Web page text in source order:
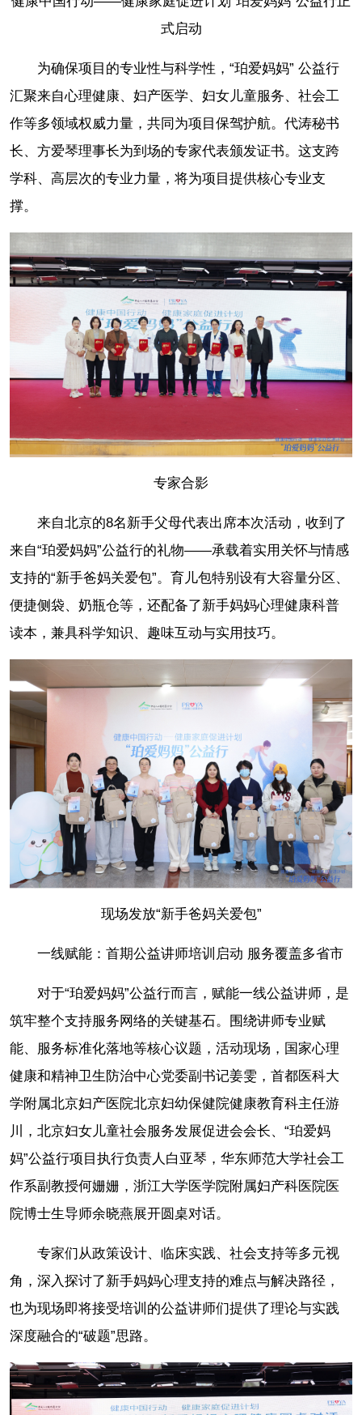
式启动
为确保项目的专业性与科学性，“珀爱妈妈” 公益行
汇聚来自心理健康、妇产医学、妇女儿童服务、社会工
作等多领域权威力量，共同为项目保驾护航。代涛秘书
长、方爱琴理事长为到场的专家代表颁发证书。这支跨
学科、高层次的专业力量，将为项目提供核心专业支
撑。
专家合影
来自北京的8名新手父母代表出席本次活动，收到了
来自“珀爱妈妈”公益行的礼物——承载着实用关怀与情感
支持的“新手爸妈关爱包”。育儿包特别设有大容量分区、
便捷侧袋、奶瓶仓等，还配备了新手妈妈心理健康科普
读本，兼具科学知识、趣味互动与实用技巧。
现场发放“新手爸妈关爱包”
一线赋能：首期公益讲师培训启动 服务覆盖多省市
对于“珀爱妈妈”公益行而言，赋能一线公益讲师，是
筑牢整个支持服务网络的关键基石。围绕讲师专业赋
能、服务标准化落地等核心议题，活动现场，国家心理
健康和精神卫生防治中心党委副书记姜雯，首都医科大
学附属北京妇产医院北京妇幼保健院健康教育科主任游
川，北京妇女儿童社会服务发展促进会会长、“珀爱妈
妈”公益行项目执行负责人白亚琴，华东师范大学社会工
作系副教授何姗姗，浙江大学医学院附属妇产科医院医
院博士生导师余晓燕展开圆桌对话。
专家们从政策设计、临床实践、社会支持等多元视
角，深入探讨了新手妈妈心理支持的难点与解决路径，
也为现场即将接受培训的公益讲师们提供了理论与实践
深度融合的“破题”思路。